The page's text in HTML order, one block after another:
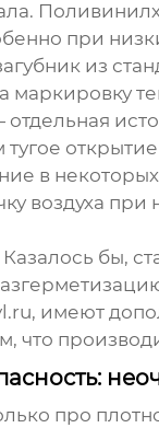
при
из
в
воздуха
бы,
, имеют
что
про